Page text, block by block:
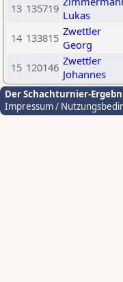
13 135719 Lukas
14 133815 Zwettler
Georg
15 120146 Zwettler
Johannes
Der Schachturnier-
Impressum /